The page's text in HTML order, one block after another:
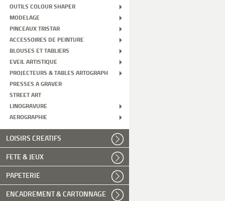
OUTILS COLOUR SHAPER
MODELAGE
PINCEAUX TRISTAR
ACCESSOIRES DE PEINTURE
BLOUSES ET TABLIERS
EVEIL ARTISTIQUE
PROJECTEURS & TABLES ARTOGRAPH
PRESSES A GRAVER
STREET ART
LINOGRAVURE
AEROGRAPHIE
LOISIRS CREATIFS
FETE & JEUX
PAPETERIE
ENCADREMENT & CARTONNAGE